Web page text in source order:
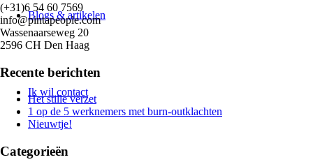
Blogs & artikelen
Ik wil contact
(+31)6 54 60 7569
info@pintapeople.com
Wassenaarseweg 20
2596 CH Den Haag
Recente berichten
Het stille verzet
1 op de 5 werknemers met burn-outklachten
Nieuwtje!
Categorieën